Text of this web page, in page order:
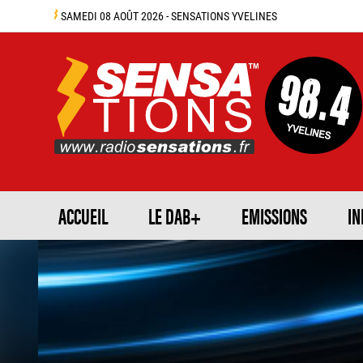
SAMEDI 08 AOÛT 2026 - SENSATIONS YVELINES
ACCUEIL LE DAB+ EMISSIONS